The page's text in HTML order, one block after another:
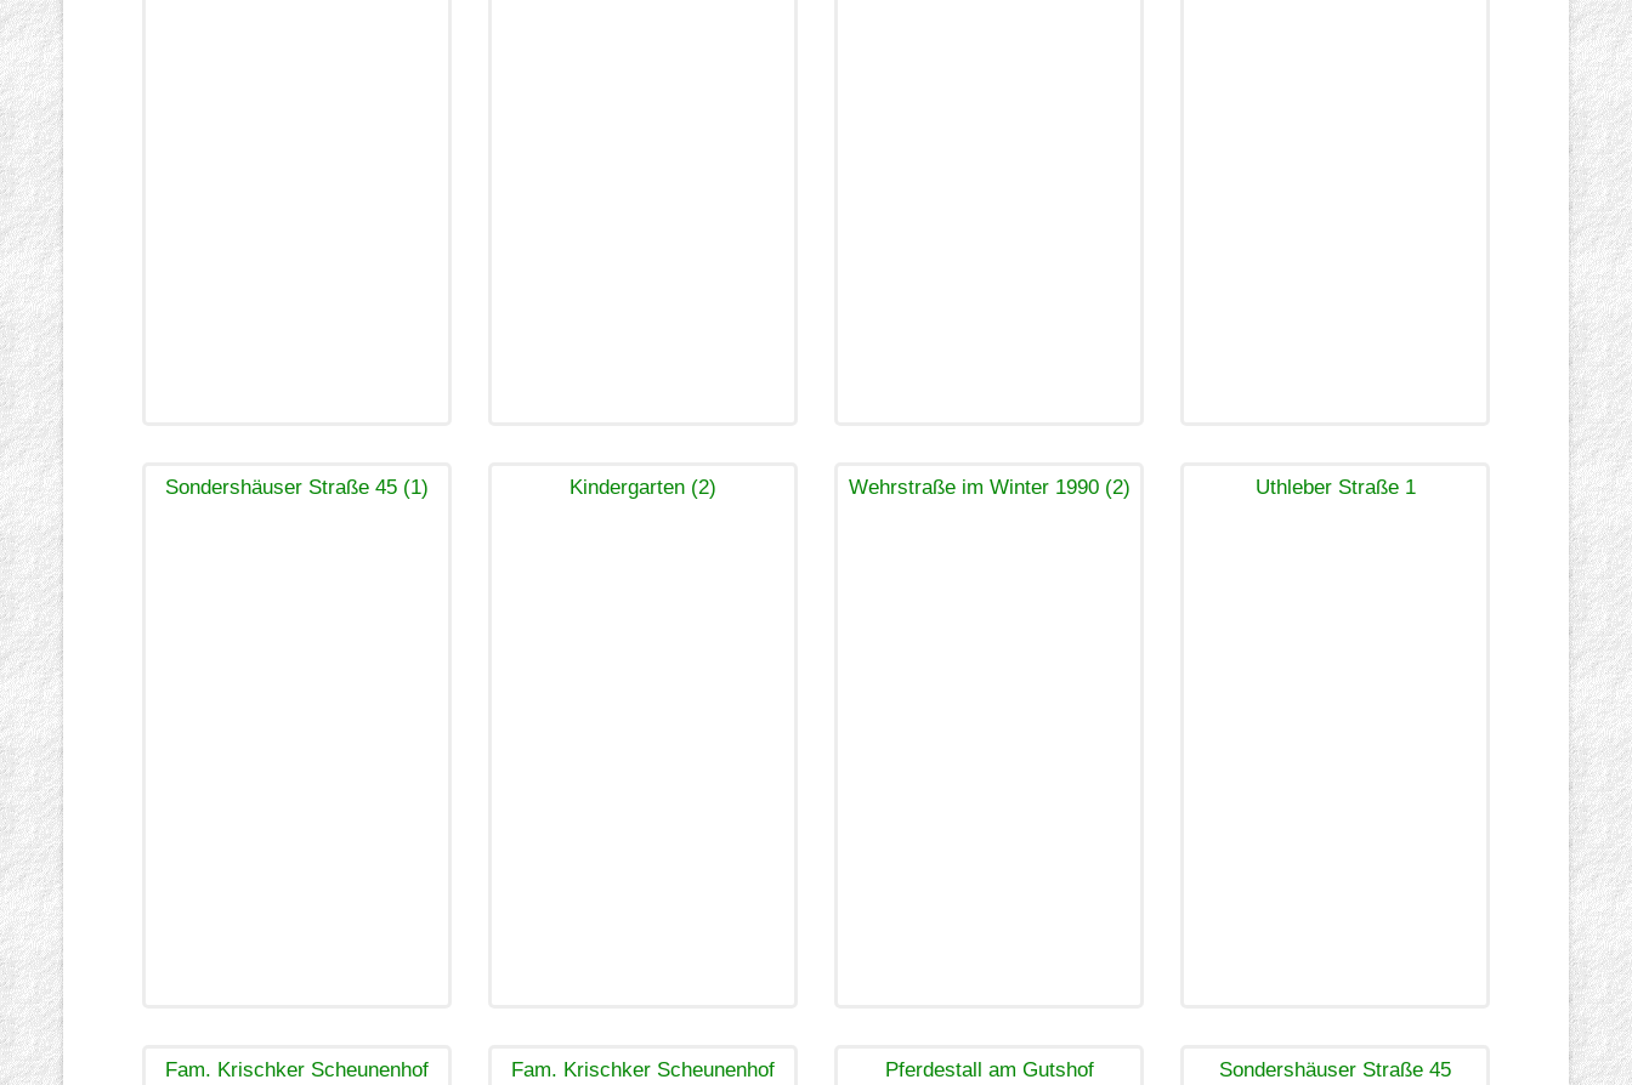
Sondershäuser Straße 45 (1) Kindergarten (2) Wehrstraße im Winter 1990 (2) Uthleber Straße 1
Fam. Krischker Scheunenhof Fam. Krischker Scheunenhof Pferdestall am Gutshof Sondershäuser Straße 45